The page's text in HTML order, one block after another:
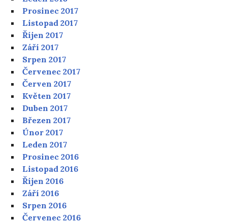
Prosinec 2017
Listopad 2017
Říjen 2017
Září 2017
Srpen 2017
Červenec 2017
Červen 2017
Květen 2017
Duben 2017
Březen 2017
Únor 2017
Leden 2017
Prosinec 2016
Listopad 2016
Říjen 2016
Září 2016
Srpen 2016
Červenec 2016